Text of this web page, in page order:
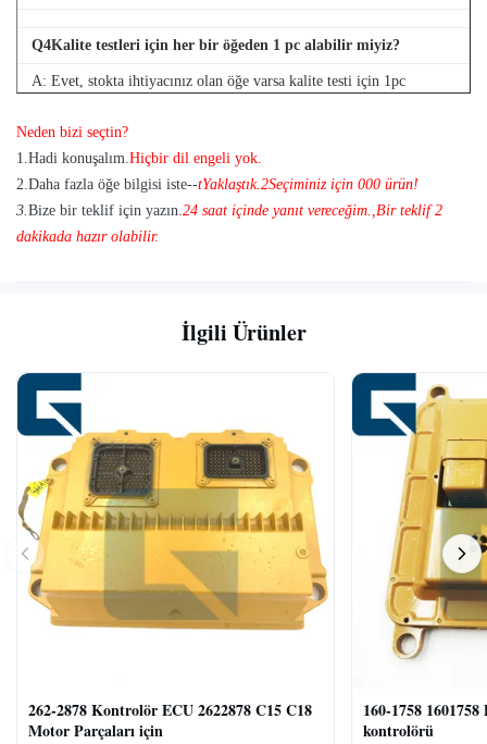
Q4Kalite testleri için her bir öğeden 1 pc alabilir miyiz?
A: Evet, stokta ihtiyacınız olan öğe varsa kalite testi için 1pc
göndermekten mutluluk duyuyoruz
Neden bizi seçtin?
1 Hadi konuşalım. Hiçbir dil engeli yok.
2. Daha fazla öğe bilgisi iste--tYaklaştık. 2Seçiminiz için 000 ürün!
3. Bize bir teklif için yazın. 24 saat içinde yanıt vereceğim. Bir teklif 2
dakikada hazır olabilir.
İlgili Ürünler
262-2878 Kontrolör ECU 2622878 C15 C18
Motor Parçaları için
160-1758
kontrolörü